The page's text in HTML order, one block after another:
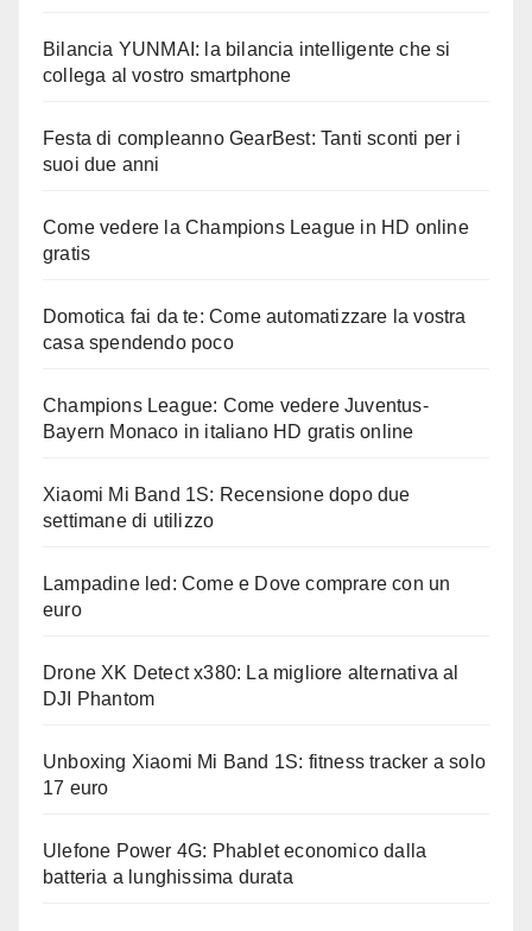
Bilancia YUNMAI: la bilancia intelligente che si
collega al vostro smartphone
Festa di compleanno GearBest: Tanti sconti per i
suoi due anni
Come vedere la Champions League in HD online
gratis
Domotica fai da te: Come automatizzare la vostra
casa spendendo poco
Champions League: Come vedere Juventus-
Bayern Monaco in italiano HD gratis online
Xiaomi Mi Band 1S: Recensione dopo due
settimane di utilizzo
Lampadine led: Come e Dove comprare con un
euro
Drone XK Detect x380: La migliore alternativa al
DJI Phantom
Unboxing Xiaomi Mi Band 1S: fitness tracker a solo
17 euro
Ulefone Power 4G: Phablet economico dalla
batteria a lunghissima durata